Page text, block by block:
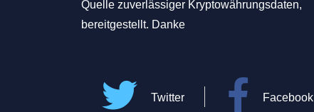
Quelle zuverlässiger Kryptowährungsdaten,
bereitgestellt. Danke
Twitter Facebook